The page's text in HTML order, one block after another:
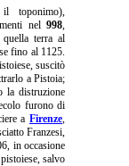
toponimo),
nel 998
terra al
fino al 1125.
suscitò
a Pistoia;
la distruzione
furono di
a Firenze
Franzesi,
in occasione
salvo